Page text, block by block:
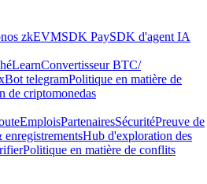
zkEVMSDK PaySDK d'agent IA
LearnConvertisseur BTC/
Bot telegramPolitique en matière de
de criptomonedas
EmploisPartenairesSécuritéPreuve de
Hub d'exploration des
Politique en matière de conflits